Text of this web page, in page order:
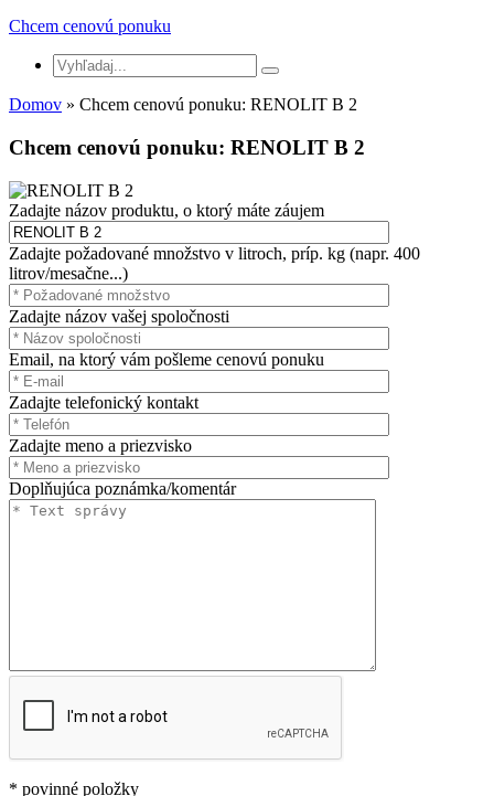
Chcem cenovú ponuku
Domov » Chcem cenovú ponuku: RENOLIT B 2
Chcem cenovú ponuku: RENOLIT B 2
Zadajte názov produktu, o ktorý máte záujem
Zadajte požadované množstvo v litroch, príp. kg (napr. 400
litrov/mesačne...)
Zadajte názov vašej spoločnosti
Email, na ktorý vám pošleme cenovú ponuku
Zadajte telefonický kontakt
Zadajte meno a priezvisko
Doplňujúca poznámka/komentár
* povinné položky